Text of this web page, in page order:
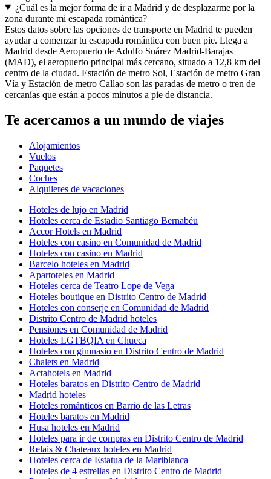
¿Cuál es la mejor forma de ir a Madrid y de desplazarme por la
zona durante mi escapada romántica?
Estos datos sobre las opciones de transporte en Madrid te pueden
ayudar a comenzar tu escapada romántica con buen pie. Llega a
Madrid desde Aeropuerto de Adolfo Suárez Madrid-Barajas
(MAD), el aeropuerto principal más cercano, situado a 12,8 km del
centro de la ciudad. Estación de metro Sol, Estación de metro Gran
Vía y Estación de metro Callao son las paradas de metro o tren de
cercanías que están a pocos minutos a pie de distancia.
Te acercamos a un mundo de viajes
Alojamientos
Vuelos
Paquetes
Coches
Alquileres de vacaciones
Hoteles de lujo en Madrid
Hoteles cerca de Estadio Santiago Bernabéu
Accor Hotels en Madrid
Hoteles con casino en Comunidad de Madrid
Hoteles con casino en Madrid
Barcelo hoteles en Madrid
Apartoteles en Madrid
Hoteles cerca de Teatro Lope de Vega
Hoteles boutique en Distrito Centro de Madrid
Hoteles con conserje en Comunidad de Madrid
Distrito Centro de Madrid hoteles
Pensiones en Comunidad de Madrid
Hoteles LGTBQIA en Chueca
Hoteles con gimnasio en Distrito Centro de Madrid
Chalets en Madrid
Actahotels en Madrid
Hoteles baratos en Distrito Centro de Madrid
Madrid hoteles
Hoteles románticos en Barrio de las Letras
Hoteles baratos en Madrid
Husa hoteles en Madrid
Hoteles para ir de compras en Distrito Centro de Madrid
Relais & Chateaux hoteles en Madrid
Hoteles cerca de Estatua de la Mariblanca
Hoteles de 4 estrellas en Distrito Centro de Madrid